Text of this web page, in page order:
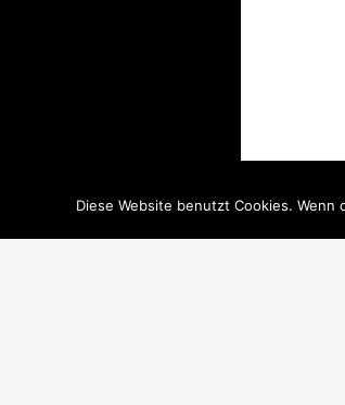
Diese Website benutzt Cookies.